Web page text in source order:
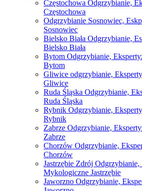
Częstochowa Odgrzybianie,
Częstochowa
Odgrzybianie Sosnowiec,
Sosnowiec
Bielsko Biała Odgrzybianie,
Bielsko Biała
Bytom Odgrzybianie,
Bytom
Gliwice odgrzybianie,
Gliwice
Ruda Śląska Odgrzybianie,
Ruda Śląska
Rybnik Odgrzybianie,
Rybnik
Zabrze Odgrzybianie,
Zabrze
Chorzów Odgrzybianie,
Chorzów
Jastrzębie Zdrój
Mykologiczne Jastrzębie
Jaworzno Odgrzybianie,